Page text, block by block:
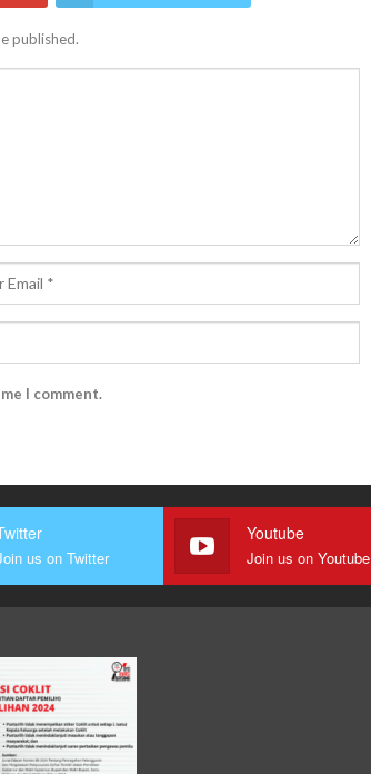
published.
I comment.
us on Twitter
Youtube
Join us on Youtube